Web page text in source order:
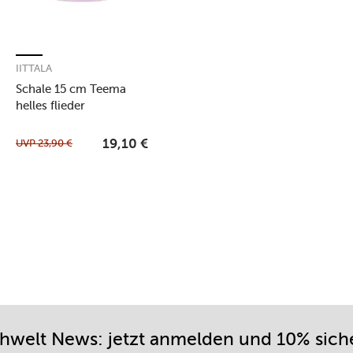
Schale 15 cm Teema
helles flieder
IITTALA
UVP23,90 € 19,10 €
News: jetzt anmelden und 10%